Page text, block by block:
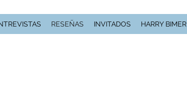
RESEÑAS INVITADOS HARRY BIMER